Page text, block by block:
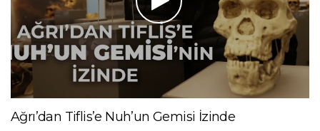
Ağrı’dan Tiflis’e Nuh’un Gemisi İzinde